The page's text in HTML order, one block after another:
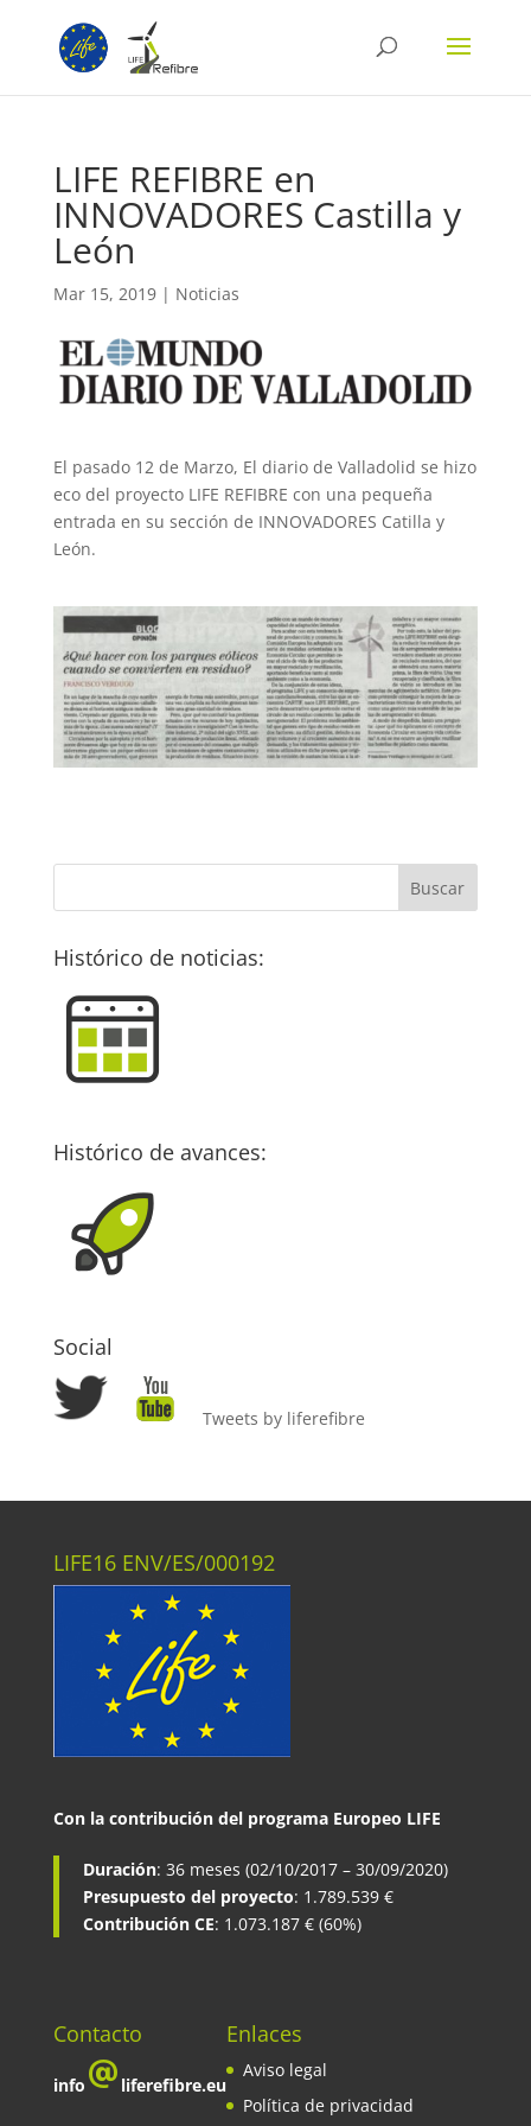
LIFE REFIBRE en
INNOVADORES Castilla y
León
Mar 15, 2019| Noticias
El pasado 12 de Marzo, El diario de Valladolid se hizo
eco del proyecto LIFE REFIBRE con una pequeña
entrada en su sección de INNOVADORES Catilla y
León.
Histórico de noticias:
Histórico de avances:
Social
Tweets by liferefibre
LIFE16 ENV/ES/000192
Con la contribución del programa Europeo LIFE
Duración: 36 meses (02/10/2017 – 30/09/2020)
Presupuesto del proyecto: 1.789.539 €
Contribución CE: 1.073.187 € (60%)
Contacto
info liferefibre.eu
Enlaces
Aviso legal
Política de privacidad